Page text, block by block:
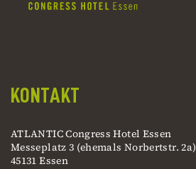
KONTAKT
ATLANTIC Congress Hotel Essen
Messeplatz 3 (ehemals Norbertstr. 2a)
45131 Essen